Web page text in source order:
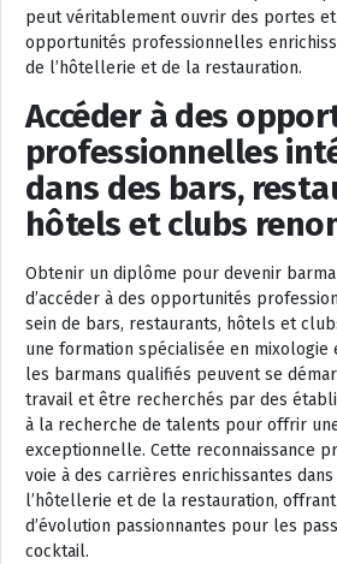
peut véritablement ouvrir des portes
opportunités professionnelles
de l’hôtellerie et de la restauration.
Accéder à des
professionnelles
dans des bars,
hôtels et clubs
Obtenir un diplôme pour devenir
d’accéder à des opportunités
sein de bars, restaurants, hôtels et
une formation spécialisée en mixologie
les barmans qualifiés peuvent se
travail et être recherchés par des
à la recherche de talents pour offrir
exceptionnelle. Cette reconnaissance
voie à des carrières enrichissantes dans
l’hôtellerie et de la restauration,
d’évolution passionnantes pour les
cocktail.